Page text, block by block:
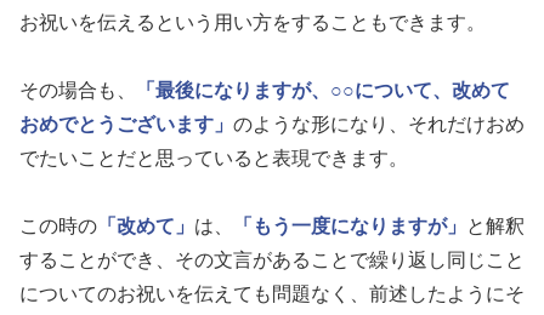
お祝いを伝えるという用い方をすることもできます。
その場合も、
「最後になりますが、○○について、改めて
おめでとうございます」 のような形になり、それだけおめ
でたいことだと思っていると表現できます。
この時の 「改めて」 は、 「もう一度になりますが」
と解釈
することができ、その文言があることで繰り返し同じこと
についてのお祝いを伝えても問題なく、前述したようにそ